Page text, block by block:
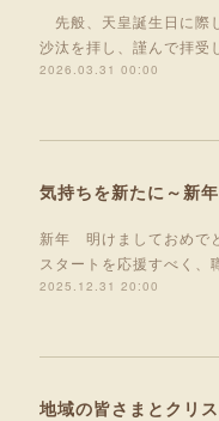
先般、天皇誕生日に際
沙汰を拝し、謹んで拝
2026.03.31 00:00
気持ちを新たに～新
新年 明けましておめで
スタートを応援すべく
2025.12.31 20:00
地域の皆さまとクリ